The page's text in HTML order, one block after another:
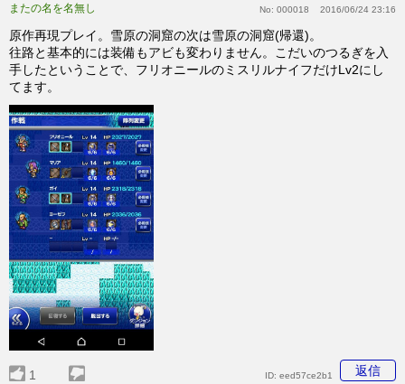
またの名を名無し No: 000018 2016/06/24 23:16
原作再現プレイ。雪原の洞窟の次は雪原の洞窟(帰還)。
往路と基本的には装備もアビも変わりません。こだいのつるぎを入
手したということで、フリオニールのミスリルナイフだけLv2にし
てます。
1 返信
ID: eed57ce2b1